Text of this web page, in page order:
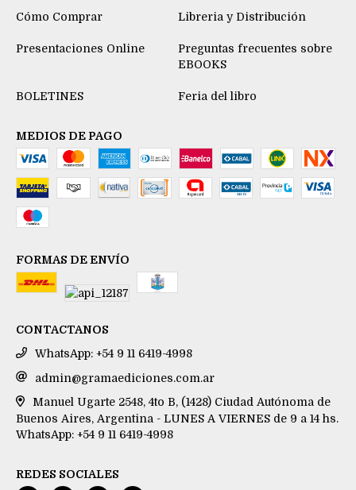
Cómo Comprar Libreria y Distribución
Presentaciones Online
Preguntas frecuentes sobre
EBOOKS
BOLETINES Feria del libro
MEDIOS DE PAGO
FORMAS DE ENVÍO
CONTACTANOS
WhatsApp: +54 9 11 6419-4998
admin@gramaediciones.com.ar
Manuel Ugarte 2548, 4to B, (1428) Ciudad Autónoma de
Buenos Aires, Argentina - LUNES A VIERNES de 9 a 14 hs.
WhatsApp: +54 9 11 6419-4998
REDES SOCIALES